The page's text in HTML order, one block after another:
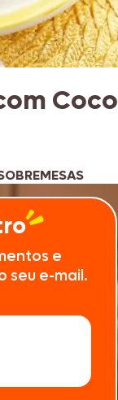
Coco
e
seu e-mail.